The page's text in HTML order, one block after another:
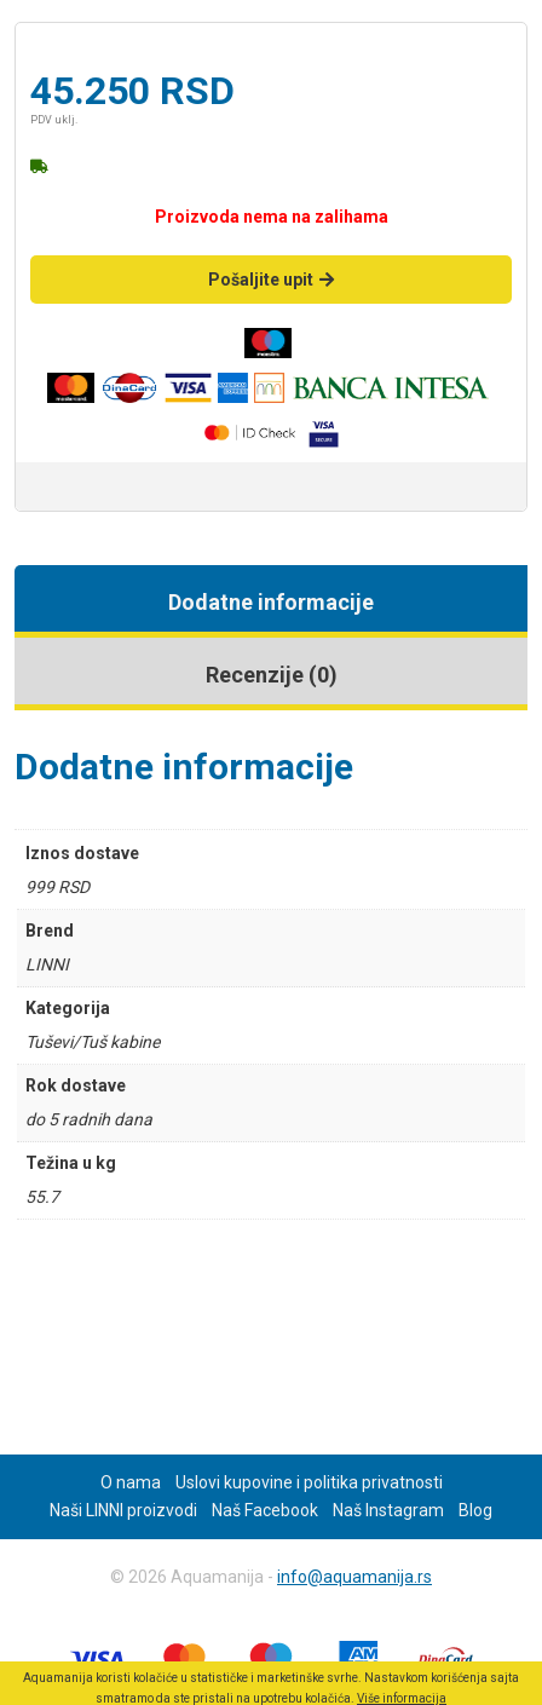
45.250 RSD
PDV uklj.
Proizvoda nema na zalihama
Pošaljite upit
Dodatne informacije
Recenzije (0)
Dodatne informacije
Iznos dostave
999 RSD
Brend
LINNI
Kategorija
Tuševi/Tuš kabine
Rok dostave
do 5 radnih dana
Težina u kg
55.7
O nama
Uslovi kupovine i politika privatnosti
Naši LINNI proizvodi
Naš Facebook Naš Instagram Blog
© 2026 Aquamanija - info@aquamanija.rs
Aquamanija koristi kolačiće u statističke i marketinške svrhe. Nastavkom korišćenja sajta
smatramo da ste pristali na upotrebu kolačića. Više informacija